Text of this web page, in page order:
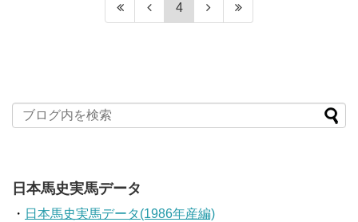
4
日本馬史実馬データ
・ 日本馬史実馬データ(1986年産編)